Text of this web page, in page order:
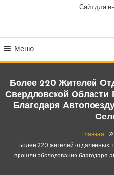
Сайт для
Меню
Более 220 Жителей
Свердловской
Благодаря
Главная
Более 220 жителей отдалённых
прошли обследование благодаря